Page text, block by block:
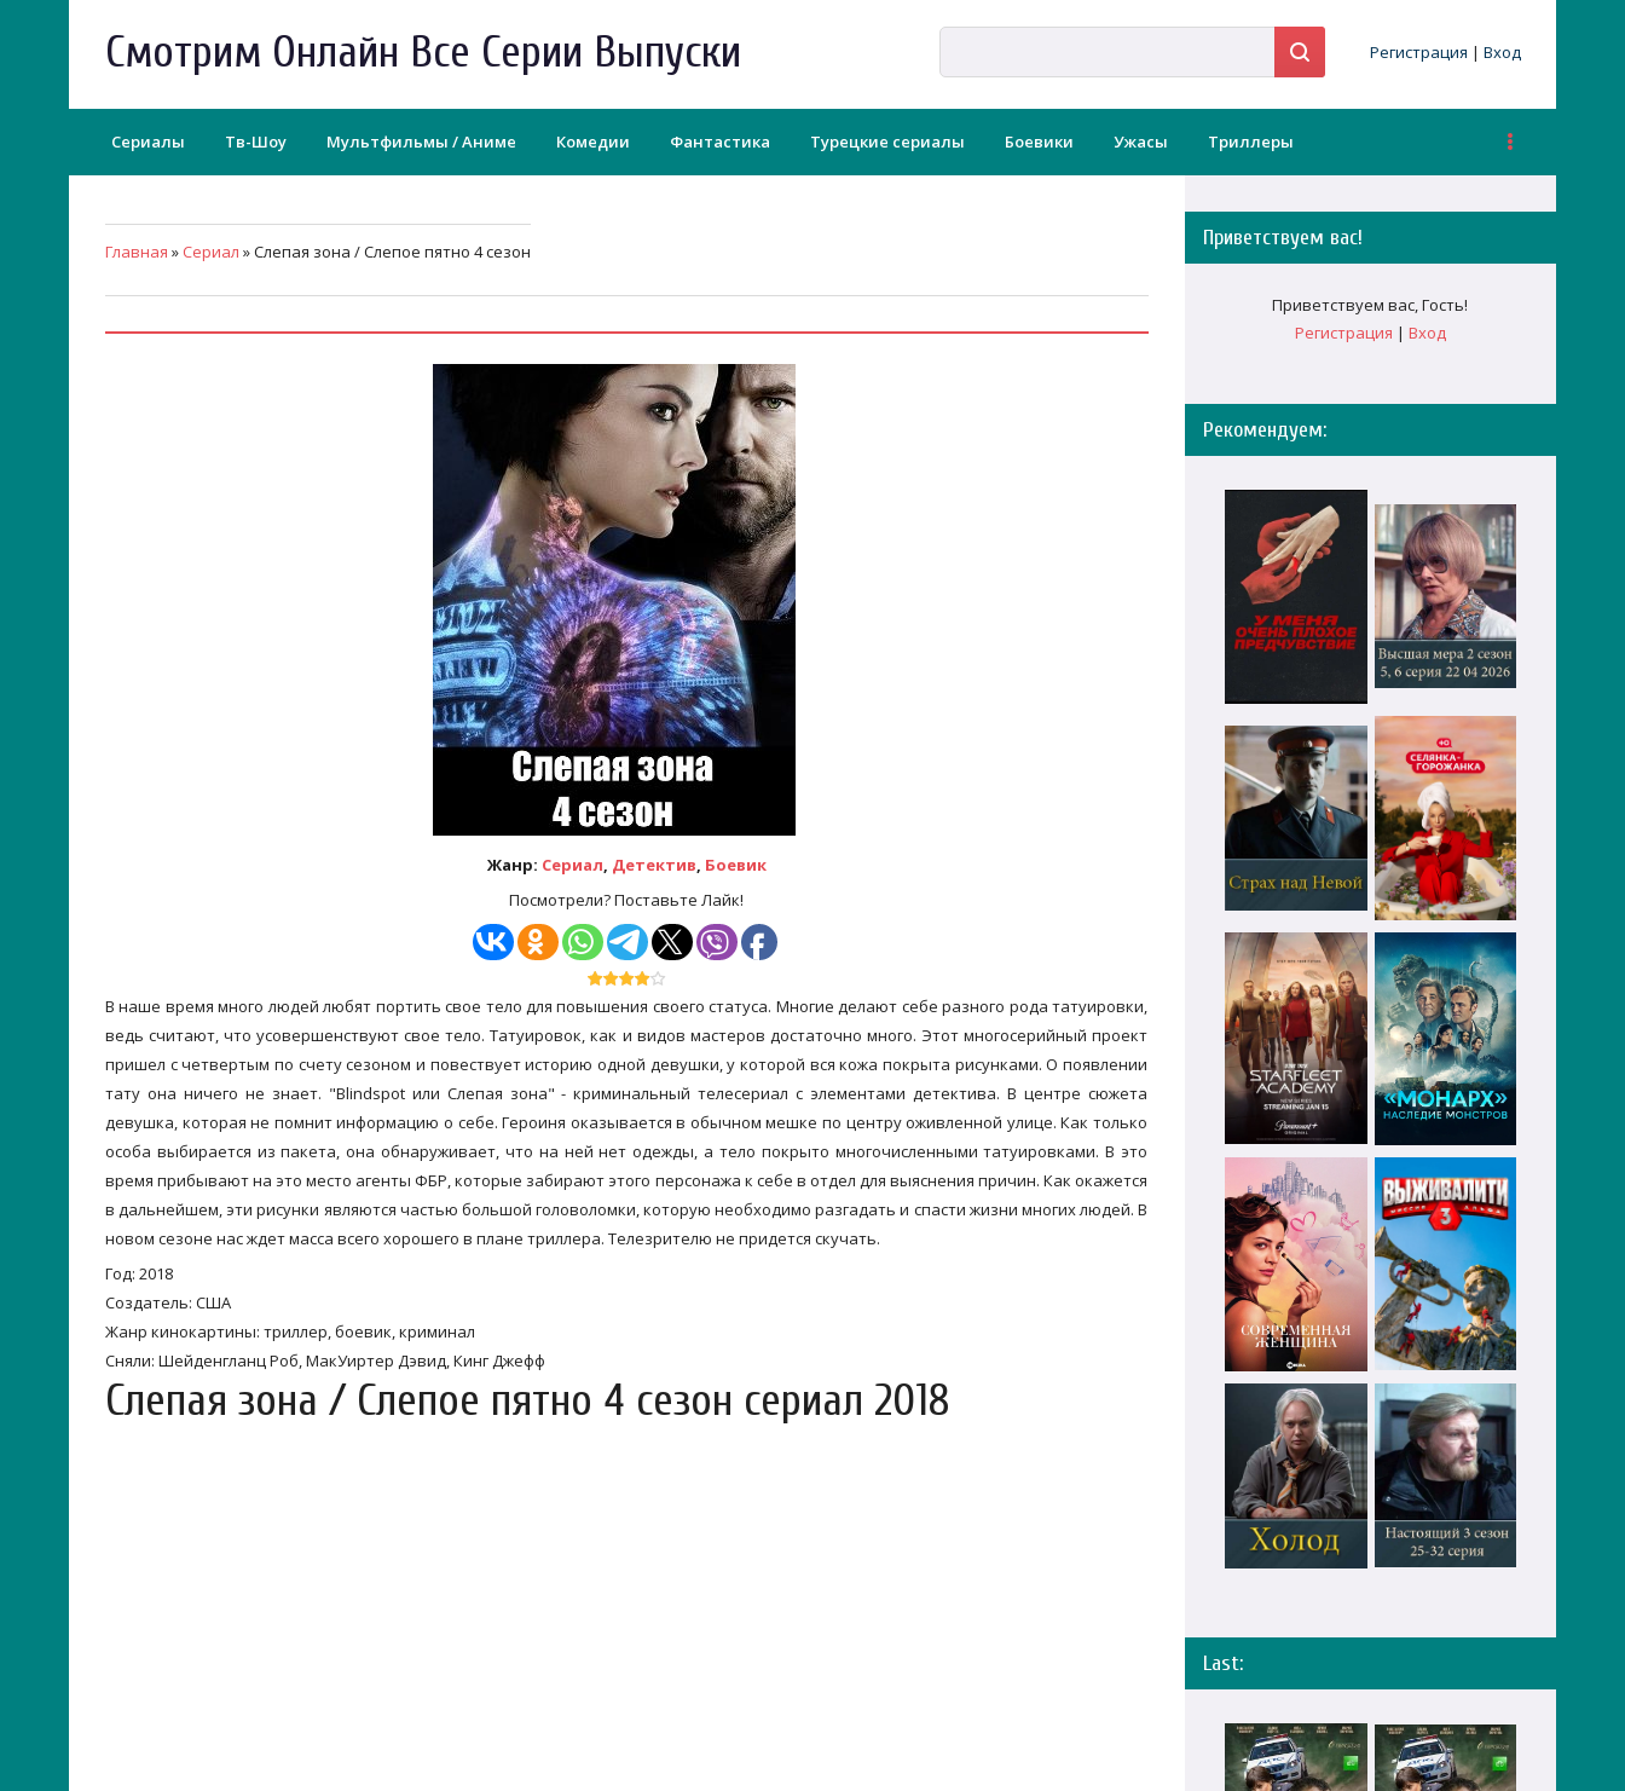
Смотрим Онлайн Все Серии Выпуски Регистрация | Вход
Сериалы Тв-Шоу Мультфильмы / Аниме Комедии Фантастика Турецкие сериалы Боевики Ужасы Триллеры
Главная » Сериал » Слепая зона / Слепое пятно 4 сезон
Жанр: Сериал, Детектив, Боевик
Посмотрели? Поставьте Лайк!
В наше время много людей любят портить свое тело для повышения своего статуса. Многие делают себе разного рода татуировки,
ведь считают, что усовершенствуют свое тело. Татуировок, как и видов мастеров достаточно много. Этот многосерийный проект
пришел с четвертым по счету сезоном и повествует историю одной девушки, у которой вся кожа покрыта рисунками. О появлении
тату она ничего не знает. "Blindspot или Слепая зона" - криминальный телесериал с элементами детектива. В центре сюжета
девушка, которая не помнит информацию о себе. Героиня оказывается в обычном мешке по центру оживленной улице. Как только
особа выбирается из пакета, она обнаруживает, что на ней нет одежды, а тело покрыто многочисленными татуировками. В это
время прибывают на это место агенты ФБР, которые забирают этого персонажа к себе в отдел для выяснения причин. Как окажется
в дальнейшем, эти рисунки являются частью большой головоломки, которую необходимо разгадать и спасти жизни многих людей. В
новом сезоне нас ждет масса всего хорошего в плане триллера. Телезрителю не придется скучать.
Год: 2018
Создатель: США
Жанр кинокартины: триллер, боевик, криминал
Сняли: Шейденгланц Роб, МакУиртер Дэвид, Кинг Джефф
Слепая зона / Слепое пятно 4 сезон сериал 2018
Приветствуем вас!
Приветствуем вас,Гость!
Регистрация | Вход
Рекомендуем:
Last: